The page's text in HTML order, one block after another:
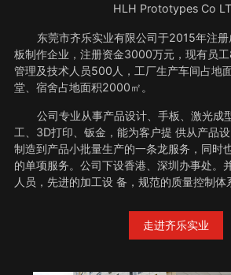
HLH Prototypes Co
东莞市齐乐实业有限公司于2015年注
板制作企业，注册资金3000万元，现有员
管理及技术人员500人，工厂生产车间占地
堂、宿舍占地面积2000㎡。
公司专业从事产品设计、手板、激光成
工、3D打印、钣金，能为客户提 供从产品
制造到产品小批量生产的一条龙服务，同时
的单项服务。公司下设香港、深圳办事处。
人员，先进的加工设 备，规范的质量控制体
走进齐乐实业